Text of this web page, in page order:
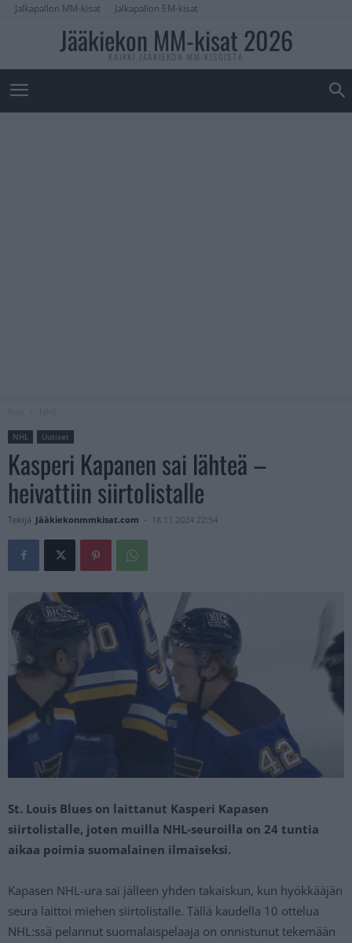
Jalkapallon MM-kisat Jalkapallon EM-kisat
Jääkiekon MM-kisat 2026
KAIKKI JÄÄKIEKON MM-KISOISTA
NHL Uutiset
Kasperi Kapanen sai lähteä –
heivattiin siirtolistalle
Tekijä Jääkiekonmmkisat.com - 18.11.2024 22:54
St. Louis Blues on laittanut Kasperi Kapasen
siirtolistalle, joten muilla NHL-seuroilla on 24 tuntia
aikaa poimia suomalainen ilmaiseksi.
Kapasen NHL-ura sai jälleen yhden takaiskun, kun hyökkääjän
seura laittoi miehen siirtolistalle. Tällä kaudella 10 ottelua
NHL:ssä pelannut suomalaispelaaja on onnistunut tekemään